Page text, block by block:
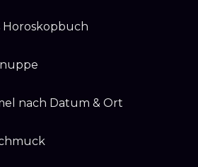
Horoskopbuch
nach Datum & Ort